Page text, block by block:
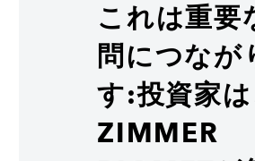
これは重要
問につなが
す:投資家は
ZIMMER